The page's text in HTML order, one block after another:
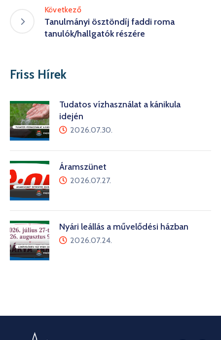
Következő
Tanulmányi ösztöndíj faddi roma
tanulók/hallgatók részére
Friss Hírek
Tudatos vízhasználat a kánikula
idején
2026.07.30.
Áramszünet
2026.07.27.
Nyári leállás a művelődési házban
2026.07.24.